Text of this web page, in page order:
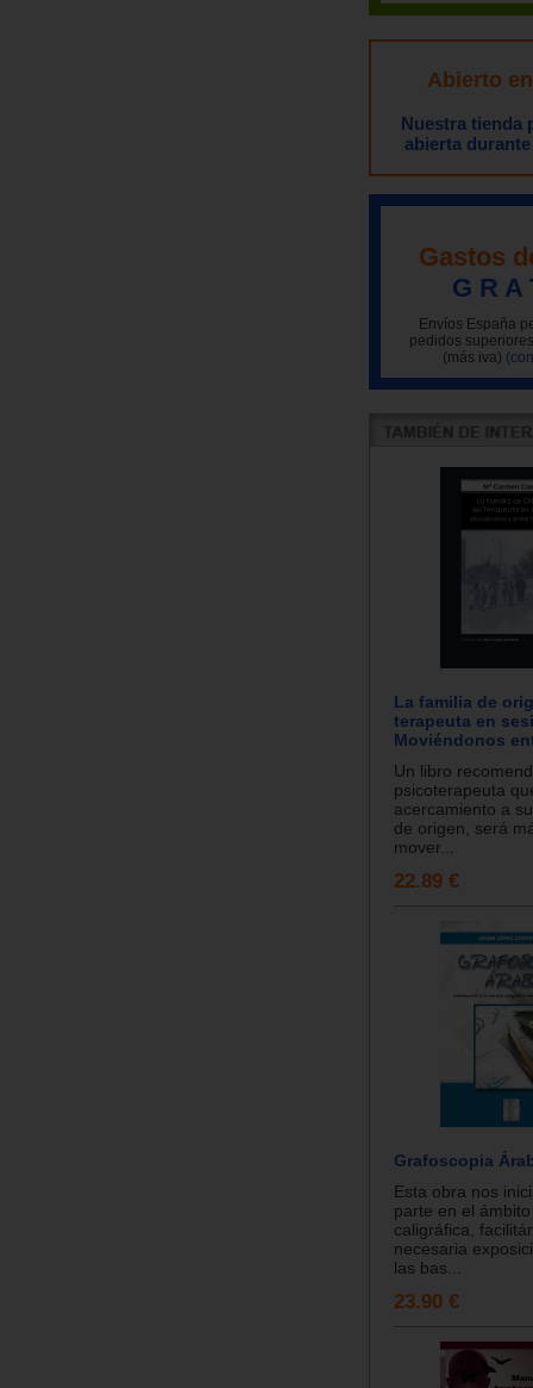
Abierto
Nuestra tienda
abierta
Gastos
G R A
Envíos España
pedidos
(más iva)
La familia de
terapeuta en
Moviéndonos
Un libro
psicoterapeuta
acercamiento a
de origen, será
mover...
22.89 €
Grafoscopia
Esta obra nos
parte en el
caligráfica,
necesaria
las bas...
23.90 €